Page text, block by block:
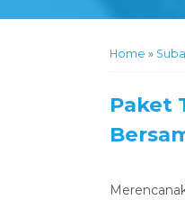
Home »
‎Paket